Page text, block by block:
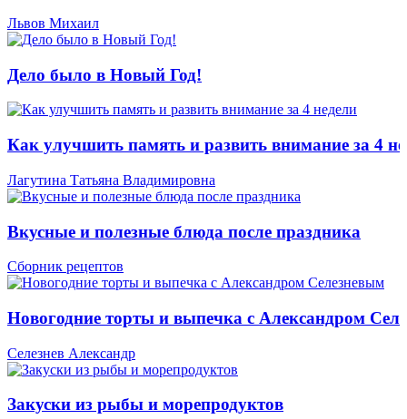
Львов Михаил
Дело было в Новый Год!
Как улучшить память и развить внимание за 4
Лагутина Татьяна Владимировна
Вкусные и полезные блюда после праздника
Сборник рецептов
Новогодние торты и выпечка с Александром
Селезнев Александр
Закуски из рыбы и морепродуктов